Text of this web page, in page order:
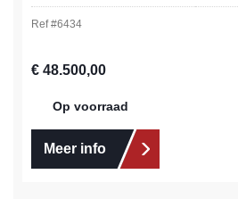
Ref #6434
Normale prijs:
€ 48.500,00
Op voorraad
Meer info